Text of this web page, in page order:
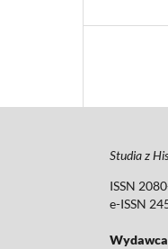
Studia z
ISSN
e-ISSN
Wydawca